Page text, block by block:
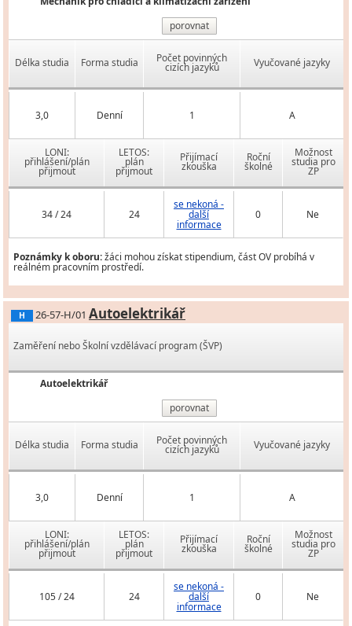
porovnat
Délka studia Forma studia Počet povinných
cizích jazyků Vyučované jazyky
3,0 Denní 1 A
LONI:
přihlášení/plán
přijmout
LETOS:
plán
přijmout
Přijímací
zkouška
Roční
školné
Možnost
studia pro
ZP
34 / 24 24
se nekoná -
další
informace
0 Ne
Poznámky k oboru:žáci mohou získat stipendium, část OV probíhá v
reálném pracovním prostředí.
H 26-57-H/01 Autoelektrikář
Zaměření nebo Školní vzdělávací program (ŠVP)
Autoelektrikář
porovnat
Délka studia Forma studia Počet povinných
cizích jazyků Vyučované jazyky
3,0 Denní 1 A
LONI:
přihlášení/plán
přijmout
LETOS:
plán
přijmout
Přijímací
zkouška
Roční
školné
Možnost
studia pro
ZP
105 / 24 24
se nekoná -
další
informace
0 Ne